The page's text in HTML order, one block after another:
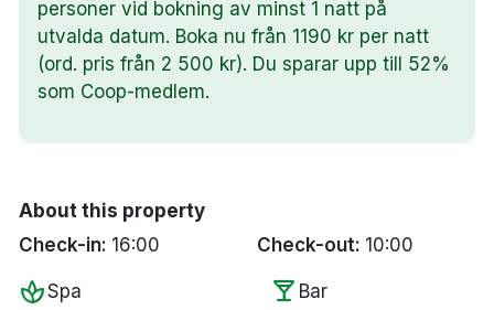
personer vid bokning av minst 1 natt på
utvalda datum. Boka nu från 1190 kr per natt
(ord. pris från 2 500 kr). Du sparar upp till 52%
som Coop-medlem.
About this property
Check-in: 16:00 Check-out: 10:00
spaSpa local_bar Bar